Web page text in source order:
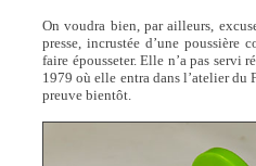
On voudra bien, par ailleurs,
presse, incrustée d’une poussière
faire épousseter. Elle n’a pas servi
1979 où elle entra dans l’atelier du
preuve bientôt.